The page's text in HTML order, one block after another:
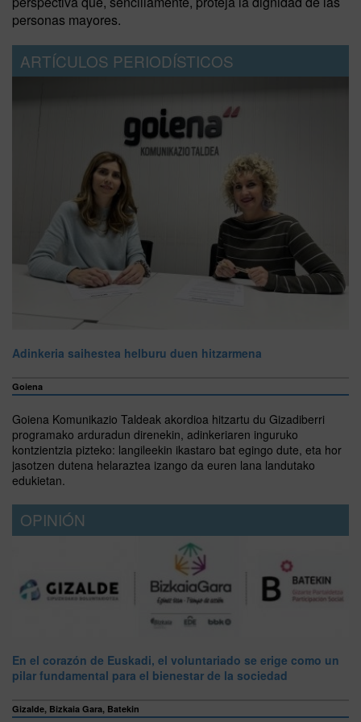
personas mayores.
ARTÍCULOS PERIODÍSTICOS
Adinkeria saihestea helburu duen hitzarmena
Goiena
Goiena Komunikazio Taldeak akordioa hitzartu du Gizadiberri
programako arduradun direnekin, adinkeriaren inguruko
kontzientzia pizteko: langileekin ikastaro bat egingo dute, eta hor
jasotzen dutena helaraztea izango da euren lana landutako
edukietan.
OPINIÓN
En el corazón de Euskadi, el voluntariado se erige como un
pilar fundamental para el bienestar de la sociedad
Gizalde, Bizkaia Gara, Batekin